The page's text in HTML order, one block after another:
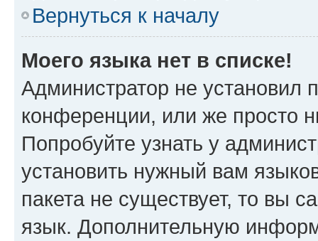
Вернуться к началу
Моего языка нет в списке!
Администратор не установил
конференции, или же просто
Попробуйте узнать у
установить нужный вам
пакета не существует, то вы
язык. Дополнительную